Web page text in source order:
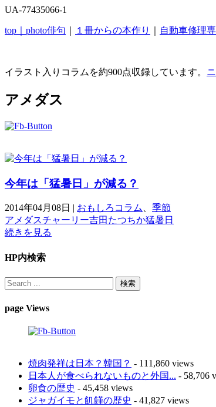
UA-77435066-1
top｜ photo俳句 １冊からの本作り 自動車修理
イラスト入りコラムを約900点収録しています。
アメダス
今年は「猛暑日」が減る？
2014年04月08日 | おもしろコラム
季節
アメダスチャーリー吉田たつちか猛暑日
続きを見る
HP内検索
page Views
焼肉発祥は日本？韓国？ - 111,860 views
日本人が食べられないものと外国... - 58,706
卵食の歴史 - 45,458 views
ジャガイモと飢饉の歴史 - 41,827 views